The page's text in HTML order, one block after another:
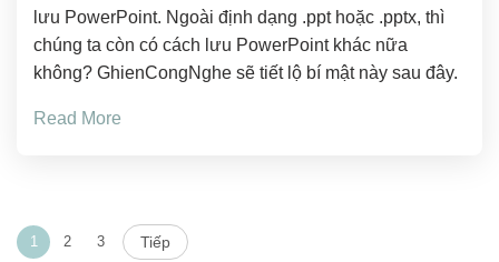
lưu PowerPoint. Ngoài định dạng .ppt hoặc .pptx, thì
chúng ta còn có cách lưu PowerPoint khác nữa
không? GhienCongNghe sẽ tiết lộ bí mật này sau đây.
Read More
1 2 3 Tiếp